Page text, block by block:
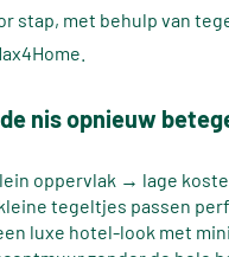
stap, met behulp van
nis opnieuw
oppervlak → lage
tegeltjes passen
luxe hotel-look met